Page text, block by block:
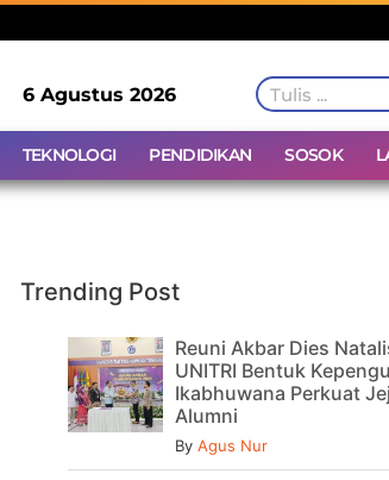
6 Agustus 2026
TEKNOLOGI PENDIDIKAN SOSOK
Trending Post
Reuni Akbar Dies
UNITRI Bentuk
Ikabhuwana Perkuat
Alumni
By Agus Nur